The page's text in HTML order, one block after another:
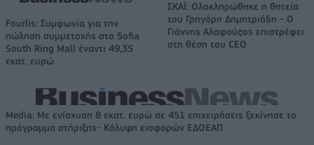
Fourlis: Συμφωνία για την
πώληση συμμετοχής στο Sofia
South Ring Mall έναντι 49,35
εκατ. ευρώ
ΣΚΑΪ: Ολοκληρώθηκε η θητεία
του Γρηγόρη Δημητριάδη - Ο
Γιάννης Αλαφούζος επιστρέφει
στη θέση του CEO
Media: Με ενίσχυση 8 εκατ. ευρώ σε 451 επιχειρήσεις ξεκίνησε το
πρόγραμμα στήριξης- Κάλυψη εισφορών ΕΔΟΕΑΠ